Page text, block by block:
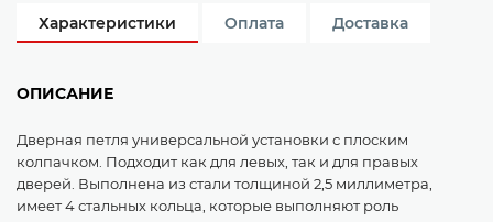
Характеристики Оплата Доставка
ОПИСАНИЕ
Дверная петля универсальной установки с плоским
колпачком. Подходит как для левых, так и для правых
дверей. Выполнена из стали толщиной 2,5 миллиметра,
имеет 4 стальных кольца, которые выполняют роль